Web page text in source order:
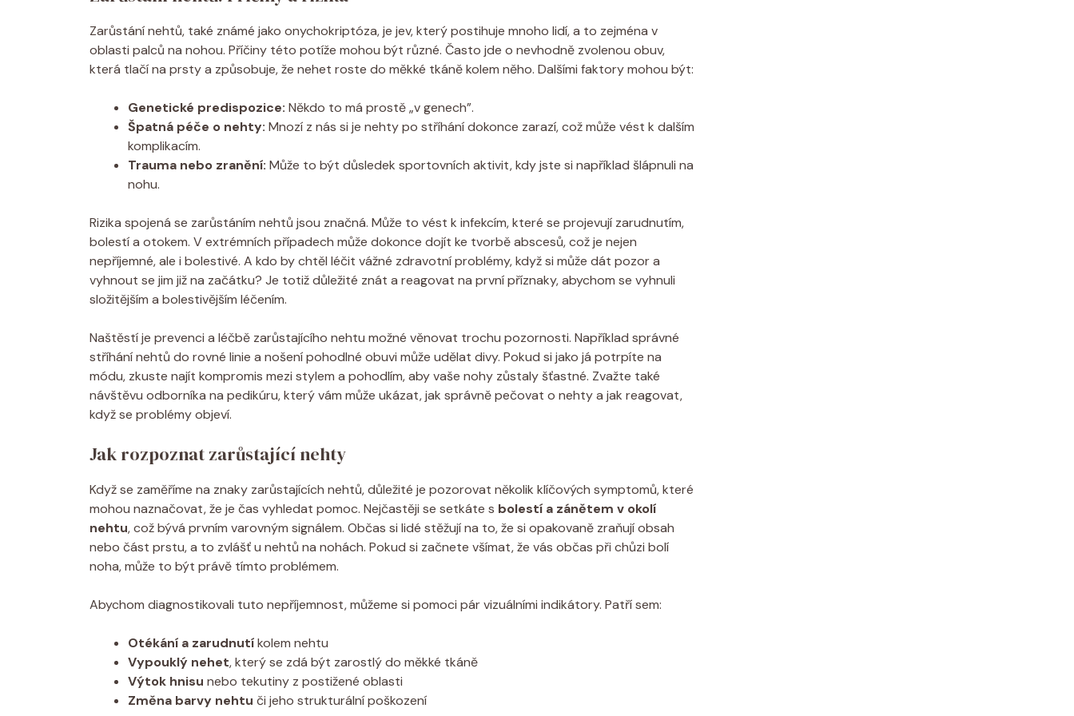
Zarůstání nehtů, také známé jako onychokriptóza, je jev, který postihuje mnoho lidí, a to zejména v
oblasti palců na nohou. Příčiny této potíže mohou být různé. Často jde o nevhodně zvolenou obuv,
která tlačí na prsty a způsobuje, že nehet roste do měkké tkáně kolem něho. Dalšími faktory mohou být:
Genetické predispozice: Někdo to má prostě „v genech”.
Špatná péče o nehty: Mnozí z nás si je nehty po stříhání dokonce zarazí, což může vést k dalším
komplikacím.
Trauma nebo zranění: Může to být důsledek sportovních aktivit, kdy jste si například šlápnuli na
nohu.
Rizika spojená se zarůstáním nehtů jsou značná. Může to vést k infekcím, které se projevují zarudnutím,
bolestí a otokem. V extrémních případech může dokonce dojít ke tvorbě abscesů, což je nejen
nepříjemné, ale i bolestivé. A kdo by chtěl léčit vážné zdravotní problémy, když si může dát pozor a
vyhnout se jim již na začátku? Je totiž důležité znát a reagovat na první příznaky, abychom se vyhnuli
složitějším a bolestivějším léčením.
Naštěstí je prevenci a léčbě zarůstajícího nehtu možné věnovat trochu pozornosti. Například správné
stříhání nehtů do rovné linie a nošení pohodlné obuvi může udělat divy. Pokud si jako já potrpíte na
módu, zkuste najít kompromis mezi stylem a pohodlím, aby vaše nohy zůstaly šťastné. Zvažte také
návštěvu odborníka na pedikúru, který vám může ukázat, jak správně pečovat o nehty a jak reagovat,
když se problémy objeví.
Jak rozpoznat zarůstající nehty
Když se zaměříme na znaky zarůstajících nehtů, důležité je pozorovat několik klíčových symptomů, které
mohou naznačovat, že je čas vyhledat pomoc. Nejčastěji se setkáte s bolestí a zánětem v okolí
nehtu, což bývá prvním varovným signálem. Občas si lidé stěžují na to, že si opakovaně zraňují obsah
nebo část prstu, a to zvlášť u nehtů na nohách. Pokud si začnete všímat, že vás občas při chůzi bolí
noha, může to být právě tímto problémem.
Abychom diagnostikovali tuto nepříjemnost, můžeme si pomoci pár vizuálními indikátory. Patří sem:
Otékání a zarudnutíkolem nehtu
Vypouklý nehet, který se zdá být zarostlý do měkké tkáně
Výtok hnisu nebo tekutiny z postižené oblasti
Změna barvy nehtu či jeho strukturální poškození